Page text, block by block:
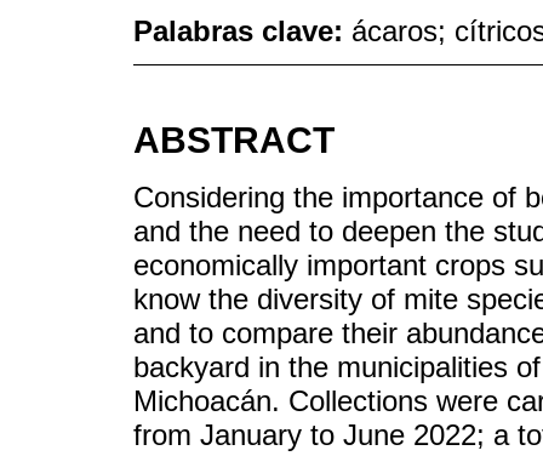
Palabras clave: ácaros;
ABSTRACT
Considering the importance of
and the need to deepen the
economically important crops
know the diversity of mite
and to compare their
backyard in the municipalities
Michoacán. Collections were
from January to June 2022; a